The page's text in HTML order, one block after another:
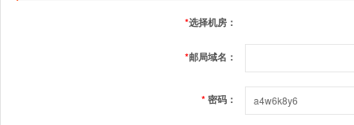
*选择机房：
*邮局域名：
*密码：